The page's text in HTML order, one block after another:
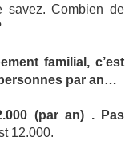
savez. Combien de
familial, c’est
par an…
(par an) . Pas
12.000.